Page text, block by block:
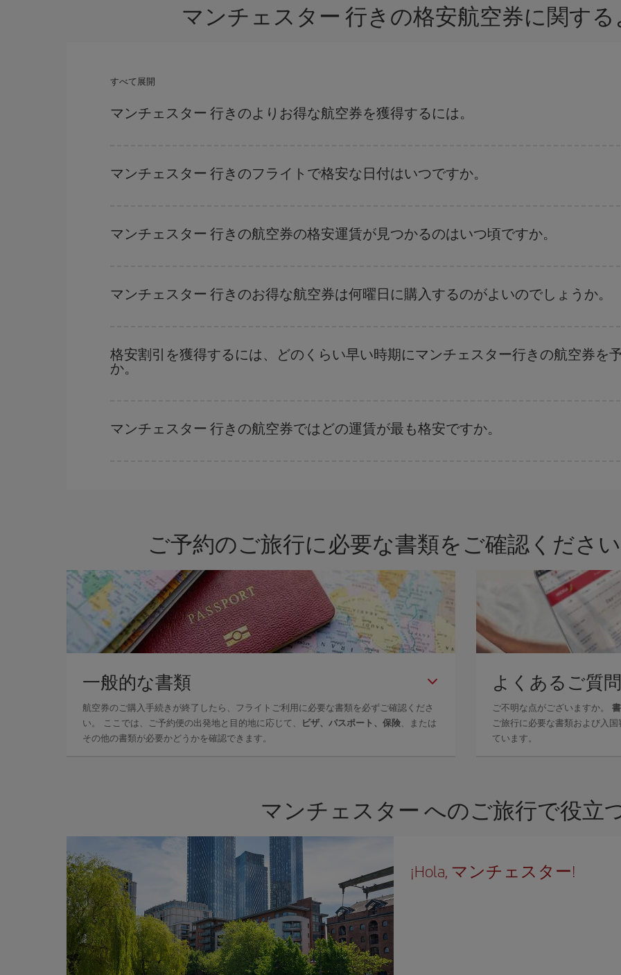
マンチェスター 行きの格安航空券に関す
すべて展開
マンチェスター 行きのよりお得な航空券を獲得するには。
まっていない場合には、Iberiaのキャンペーンのおすすめをご覧ください。より格安な航空券が必ず見つかります。
マンチェスター 行きのフライトで格安な日付はいつですか。
だけではなく、往路および復路で近い日付の格安航空券 も表示されるため、お得な運賃を見つけることができます。 また、そ
を探すことでより格安な運賃の航空券が見つかることがあります。
マンチェスター 行きの航空券の格安運賃が見つかるのはいつ頃ですか。
ーズンです。 また、週末のご旅行をお考えなら出来るだけ早い時期に航空券をご購入いただくことで、格安運賃が見つけやす
マンチェスター 行きのお得な航空券は何曜日に購入するのがよいのでしょうか。
に予約した航空券がより格安となります。 また、日付や時間帯をあまり固定せずに探したほうが、
よりお得な航空券を選択
格安割引を獲得するには、どのくらい早い時期にマンチェスター行きの航空券を
か。
早い時期でのご購入が
とても重要です。
マンチェスター 行きの航空券ではどの運賃が最も格安ですか。
ご予約のご旅行に必要な書類をご確認くださ
一般的な書類
航空券のご購入手続きが終了したら、フライトご利用に必要な書類を必ずご確認くださ
い。 ここでは、ご予約便の出発地と目的地に応じて、
ビザ、パスポート、保険 、または
その他の書類が必要かどうかを確認できます。
よくあるご質問
ご不明な点がございますか。
ご旅行に必要な書類および入
ています。
マンチェスター へのご旅行で役立
¡Hola, マンチェスター!